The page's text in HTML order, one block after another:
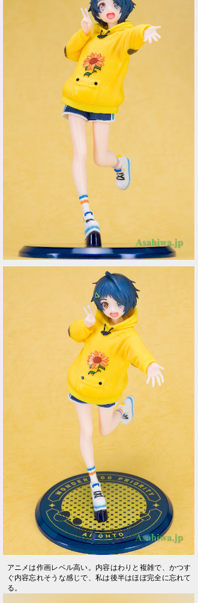
アニメは作画レベル高い。内容はわりと複雑で、かつす
ぐ内容忘れそうな感じで、私は後半はほぼ完全に忘れて
る。